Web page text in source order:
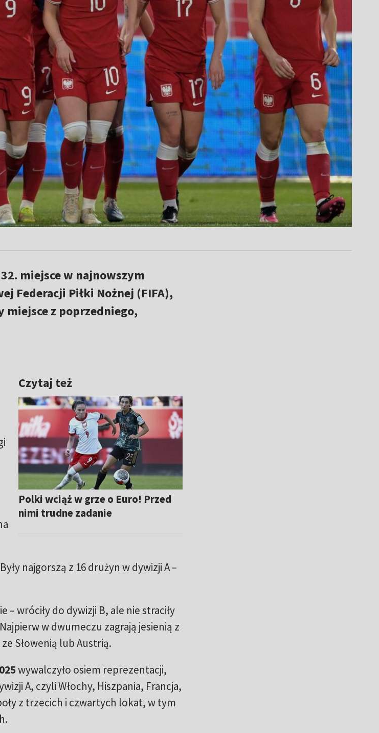
miejsce w najnowszym
Federacji Piłki Nożnej (FIFA),
z poprzedniego,
Czytaj też
Polki wciąż w grze o Euro! Przed
nimi trudne zadanie
najgorszą z 16 drużyn w dywizji A –
wróciły do dywizji B, ale nie straciły
w dwumeczu zagrają jesienią z
Słowenią lub Austrią.
wywalczyło osiem reprezentacji,
A, czyli Włochy, Hiszpania, Francja,
z trzecich i czwartych lokat, w tym